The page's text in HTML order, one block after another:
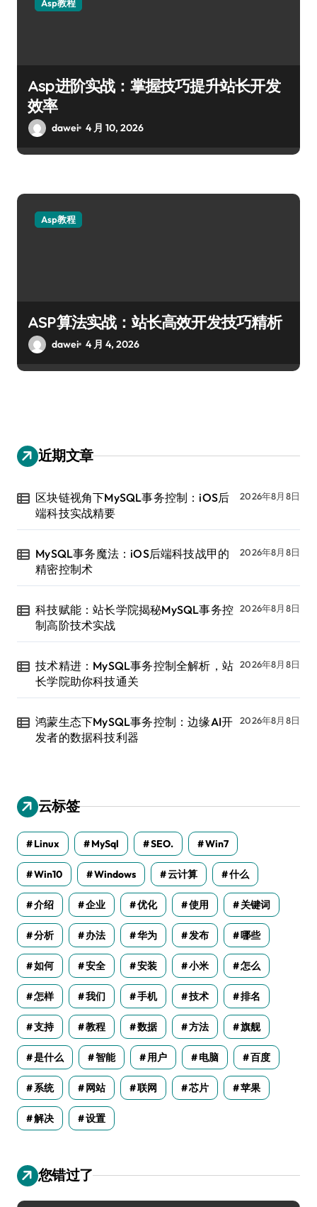
Asp教程
Asp进阶实战：掌握技巧提升站长开发
效率
dawei 4 月 10, 2026
Asp教程
ASP算法实战：站长高效开发技巧精析
dawei 4 月 4, 2026
近期文章
区块链视角下MySQL事务控制：iOS后
端科技实战精要
2026年8月8日
MySQL事务魔法：iOS后端科技战甲的
精密控制术
2026年8月8日
科技赋能：站长学院揭秘MySQL事务控
制高阶技术实战
2026年8月8日
技术精进：MySQL事务控制全解析，站
长学院助你科技通关
2026年8月8日
鸿蒙生态下MySQL事务控制：边缘AI开
发者的数据科技利器
2026年8月8日
云标签
Linux MySql SEO. Win7
Win10 Windows 云计算 什么
介绍 企业 优化 使用 关键词
分析 办法 华为 发布 哪些
如何 安全 安装 小米 怎么
怎样 我们 手机 技术 排名
支持 教程 数据 方法 旗舰
是什么 智能 用户 电脑 百度
系统 网站 联网 芯片 苹果
解决 设置
您错过了